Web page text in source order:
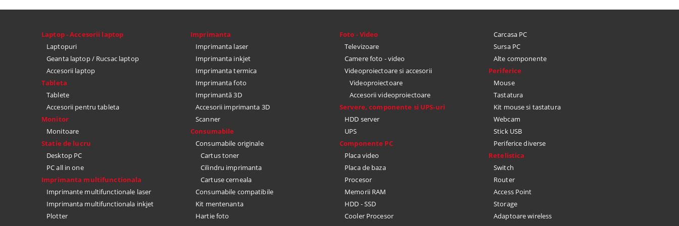
Laptop - Accesorii laptop
Laptopuri
Geanta laptop / Rucsac laptop
Accesorii laptop
Tableta
Tablete
Accesorii pentru tableta
Monitor
Monitoare
Statie de lucru
Desktop PC
PC all in one
Imprimanta multifunctionala
Imprimante multifunctionale laser
Imprimanta multifunctionala inkjet
Plotter
Imprimanta
Imprimanta laser
Imprimanta inkjet
Imprimanta termica
Imprimanta foto
Imprimantă 3D
Accesorii imprimanta 3D
Scanner
Consumabile
Consumabile originale
Cartus toner
Cilindru imprimanta
Cartuse cerneala
Consumabile compatibile
Kit mentenanta
Hartie foto
Foto - Video
Televizoare
Camere foto - video
Videoproiectoare si accesorii
Videoproiectoare
Accesorii videoproiectoare
Servere, componente si UPS-uri
HDD server
UPS
Componente PC
Placa video
Placa de baza
Procesor
Memorii RAM
HDD - SSD
Cooler Procesor
Carcasa PC
Sursa PC
Alte componente
Periferice
Mouse
Tastatura
Kit mouse si tastatura
Webcam
Stick USB
Periferice diverse
Retelistica
Switch
Router
Access Point
Storage
Adaptoare wireless